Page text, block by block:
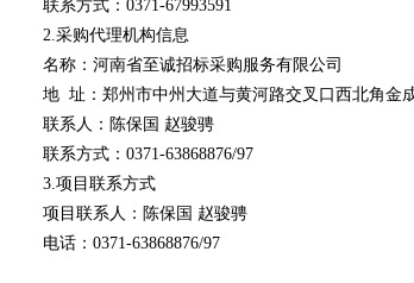
联系方式： 0371-67993591
2.采购代理机构信息
名称：河南省至诚招标采购服务有限公司
地 址：郑州市中州大道与黄河路交叉口西北角金
联系人：陈保国 赵骏骋
联系方式： 0371-63868876/97
3.项目联系方式
项目联系人：陈保国 赵骏骋
电话： 0371-63868876/97